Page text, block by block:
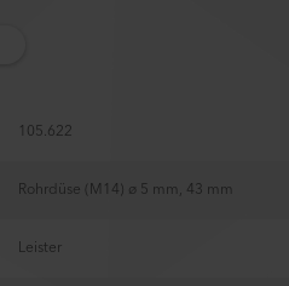
105.622
Rohrdüse (M14) ø 5 mm, 43 mm
Leister